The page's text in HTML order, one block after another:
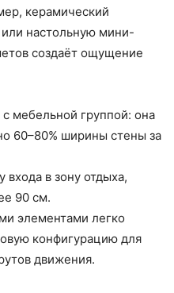
керамический
или настольную мини-
создаёт ощущение
мебельной группой: она
60–80% ширины стены за
входа в зону отдыха,
90 см.
элементами легко
конфигурацию для
движения.